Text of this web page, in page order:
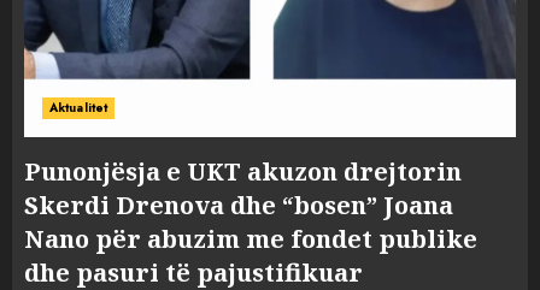
Aktualitet
Punonjësja e UKT akuzon drejtorin
Skerdi Drenova dhe “bosen” Joana
Nano për abuzim me fondet publike
dhe pasuri të pajustifikuar